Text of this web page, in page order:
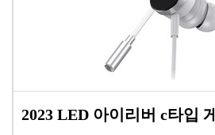
2023 LED 아이리버 c타입